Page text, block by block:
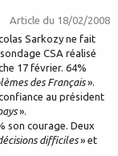
Article du 18/02/2008
Sarkozy ne fait
CSA réalisé
17 février. 64%
des Français».
au président
».
son courage. Deux
difficiles» et